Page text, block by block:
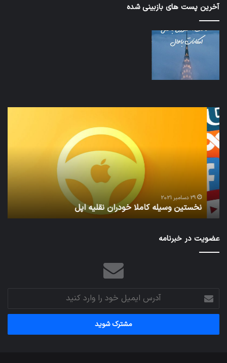
آخرین پست های بازبینی شده
نخستین
وسیله
کاملا
خودران
نقلیه
اپل
نخستین وسیله کاملا خودران نقلیه اپل
عضویت در خبرنامه
آدرس
ایمیل
خود
وارد